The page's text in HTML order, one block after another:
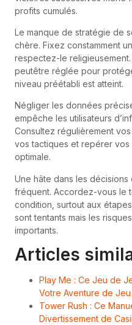
profits cumulés.
Le manque de stratégie de
chère. Fixez constamment
respectez-le
peutêtre réglée pour
niveau préétabli est atteint.
Négliger les données
empêche les utilisateurs
Consultez régulièrement
vos tactiques et repérer
optimale.
Une hâte dans les
fréquent. Accordez-vous le
condition, surtout aux
sont tentants mais les
importants.
Articles
Play Me : Ce Jeu de
Votre Aventure de
Tower Rush : Ce
Divertissement de